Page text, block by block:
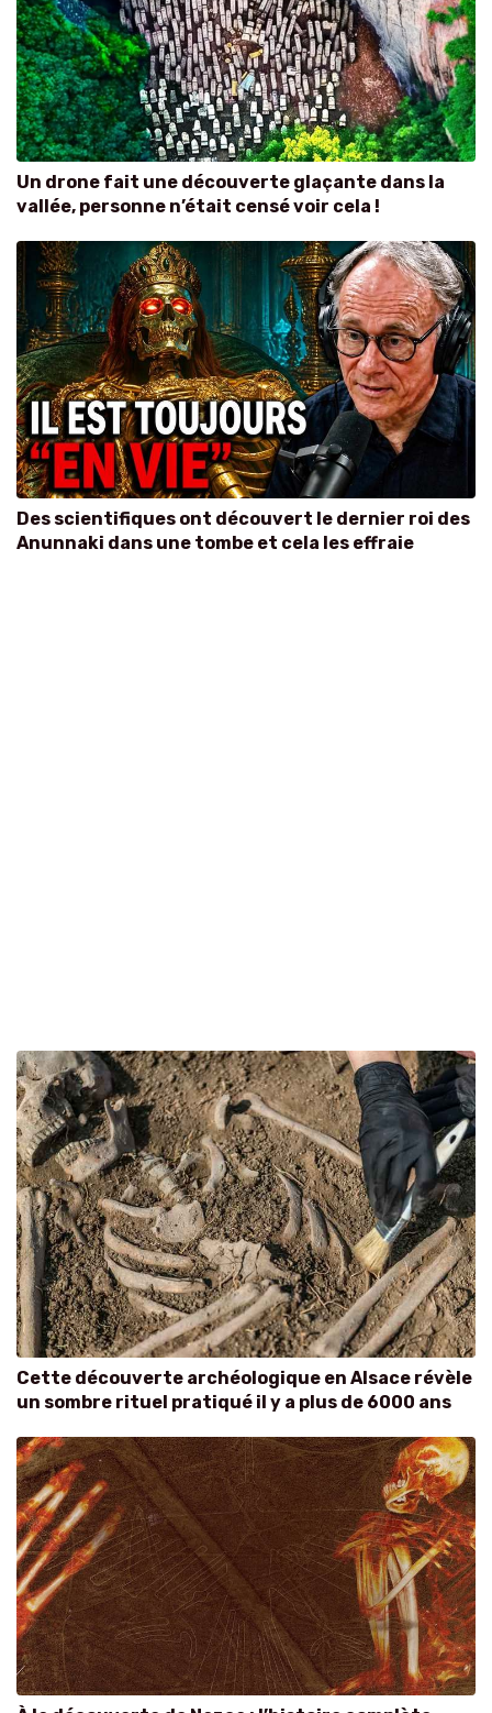
Un drone fait une découverte glaçante dans la
vallée, personne n’était censé voir cela !
Des scientifiques ont découvert le dernier roi des
Anunnaki dans une tombe et cela les effraie
Cette découverte archéologique en Alsace révèle
un sombre rituel pratiqué il y a plus de 6000 ans